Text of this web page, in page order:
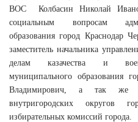
ВОС Колбасин Николай
социальным вопросам
образования город Краснодар
заместитель начальника
делам казачества и
муниципального образования
Владимирович, а так же
внутригородских округов
избирательных комиссий города.